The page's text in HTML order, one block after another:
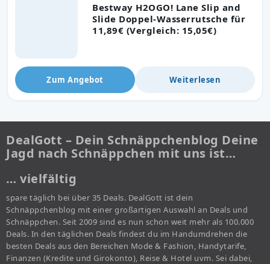
Bestway H2OGO! Lane Slip and
Slide Doppel-Wasserrutsche für
11,89€ (Vergleich: 15,05€)
Zum Angebot Weiterlesen
DealGott – Dein Schnäppchenblog Deine
Jagd nach Schnäppchen mit uns ist…
… vielfältig
spare täglich bei über 35 Deals. DealGott ist dein
Schnäppchenblog mit einer großartigen Auswahl an Deals und
Schnäppchen. Seit 2009 sind es nun schon weit mehr als 100.000
Deals. In den täglichen Deals findest du im Handumdrehen die
besten Deals aus den Bereichen Mode & Fashion, Handytarife,
Finanzen (Kredite und Girokonto), Reise & Hotel uvm. Sei dabei,